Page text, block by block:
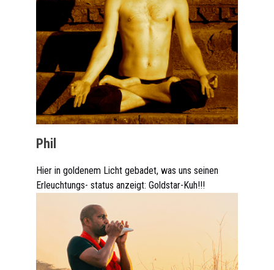
Phil
Hier in goldenem Licht gebadet, was uns seinen
Erleuchtungs- status anzeigt: Goldstar-Kuh!!!